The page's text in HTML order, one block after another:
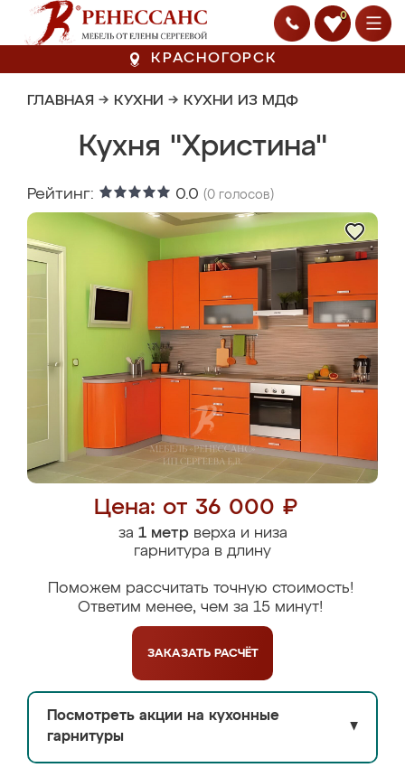
0
КРАСНОГОРСК
ГЛАВНАЯ → КУХНИ → КУХНИ ИЗ МДФ
Кухня "Христина"
Рейтинг: 0.0 (0 голосов)
Цена: от 36 000 ₽
за 1 метрверха и низа
гарнитура в длину
Поможем рассчитать точную стоимость!
Ответим менее, чем за 15 минут!
ЗАКАЗАТЬ РАСЧЁТ
Посмотреть акции на кухонные
гарнитуры
▼